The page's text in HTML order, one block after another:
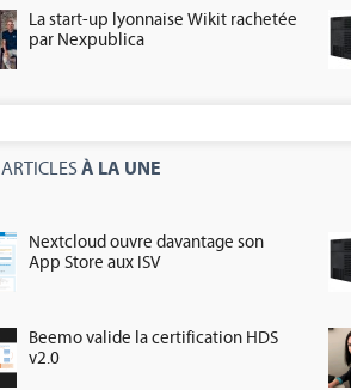
La start-up lyonnaise Wikit rachetée
par Nexpublica
ARTICLES À LA UNE
Nextcloud ouvre davantage son
App Store aux ISV
Beemo valide la certification HDS
v2.0